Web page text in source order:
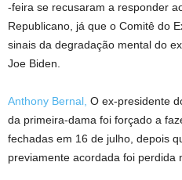
-feira se recusaram a responder
Republicano, já que o Comitê do
sinais da degradação mental do
Joe Biden.
Anthony Bernal, O ex-presidente
da primeira-dama foi forçado a
fechadas em 16 de julho, depois
previamente acordada foi perdida